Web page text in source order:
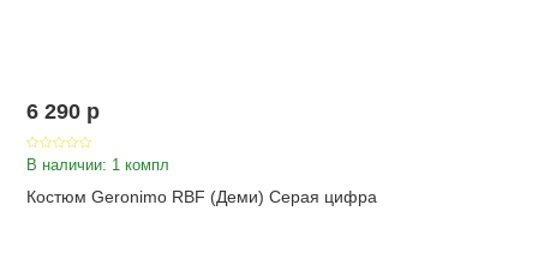
6 290 p
В наличии: 1 компл
Костюм Geronimo RBF (Деми) Серая цифра